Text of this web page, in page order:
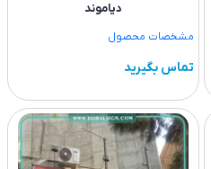
دیاموند
مشخصات محصول
تماس بگیرید